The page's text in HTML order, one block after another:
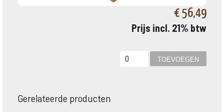
€ 56,49
Prijs incl. 21% btw
Gerelateerde producten